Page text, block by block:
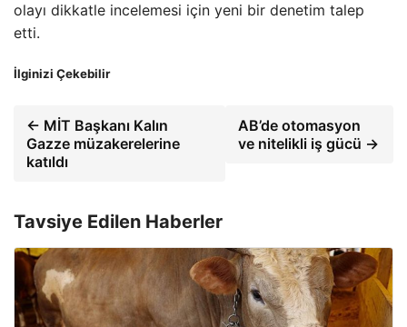
olayı dikkatle incelemesi için yeni bir denetim talep
etti.
İlginizi Çekebilir
← MİT Başkanı Kalın
Gazze müzakerelerine
katıldı
AB’de otomasyon
ve nitelikli iş gücü →
Tavsiye Edilen Haberler